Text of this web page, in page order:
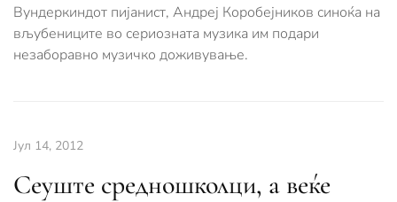
Вундеркиндот пијанист, Андреј Коробејников синоќа на
вљубениците во сериозната музика им подари
незаборавно музичко доживување.
Јул 14, 2012
Сеуште средношколци, а веќе